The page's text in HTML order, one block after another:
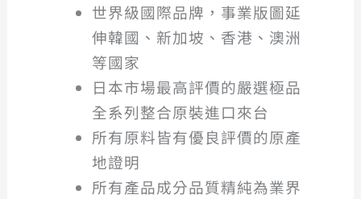
世界級國際品牌，事業版圖延
伸韓國、新加坡、香港、澳洲
等國家
日本市場最高評價的嚴選極品
全系列整合原裝進口來台
所有原料皆有優良評價的原產
地證明
所有產品成分品質精純為業界